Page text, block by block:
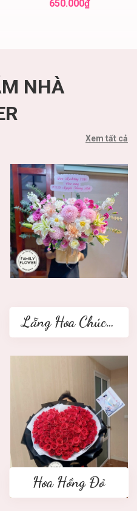
650.000₫
NHÀ
Xem tất cả
Lẵng Hoa Chúc Mừng
Hoa Hồng Đỏ